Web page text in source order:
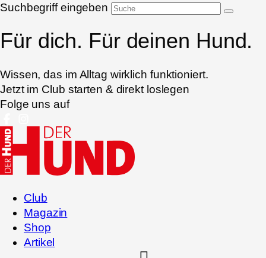
Suchbegriff eingeben
Für dich. Für deinen Hund.
Wissen, das im Alltag wirklich funktioniert.
Jetzt im Club starten & direkt loslegen
Folge uns auf
Club
Magazin
Shop
Artikel